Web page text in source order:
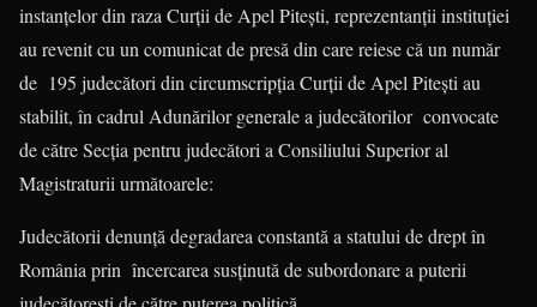
instanţelor din raza Curţii de Apel Piteşti, reprezentanții instituției
au revenit cu un comunicat de presă din care reiese că un număr
de 195 judecători din circumscripţia Curţii de Apel Piteşti au
stabilit, în cadrul Adunărilor generale a judecătorilor convocate
de către Secţia pentru judecători a Consiliului Superior al
Magistraturii următoarele:
Judecătorii denunţă degradarea constantă a statului de drept în
România prin încercarea susţinută de subordonare a puterii